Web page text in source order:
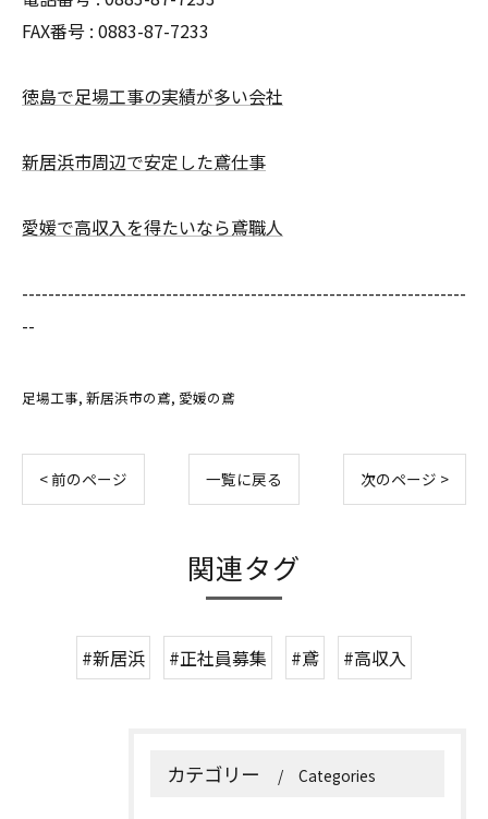
FAX番号 : 0883-87-7233
徳島で足場工事の実績が多い会社
新居浜市周辺で安定した鳶仕事
愛媛で高収入を得たいなら鳶職人
--------------------------------------------------------------------
--
足場工事 新居浜市の鳶 愛媛の鳶
< 前のページ 一覧に戻る 次のページ >
関連タグ
#新居浜 #正社員募集 #鳶 #高収入
カテゴリー Categories